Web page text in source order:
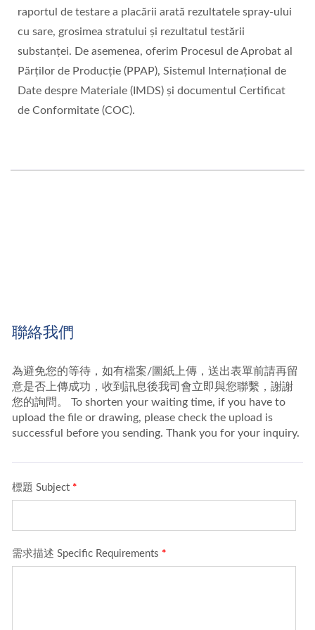
raportul de testare a placării arată rezultatele spray-ului
cu sare, grosimea stratului și rezultatul testării
substanței. De asemenea, oferim Procesul de Aprobat al
Părților de Producție (PPAP), Sistemul Internațional de
Date despre Materiale (IMDS) și documentul Certificat
de Conformitate (COC).